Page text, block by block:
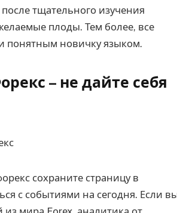
тщательного изучения
плоды. Тем более, все
понятным новичку языком.
– не дайте себя
сохраните страницу в
с событиями на сегодня. Если